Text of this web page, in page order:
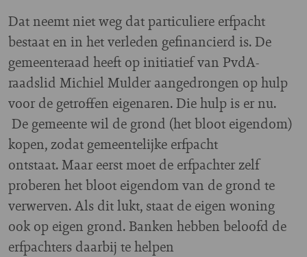
Dat neemt niet weg dat particuliere erfpacht
bestaat en in het verleden gefinancierd is. De
gemeenteraad heeft op initiatief van PvdA-
raadslid Michiel Mulder aangedrongen op hulp
voor de getroffen eigenaren. Die hulp is er nu.
De gemeente wil de grond (het bloot eigendom)
kopen, zodat gemeentelijke erfpacht
ontstaat. Maar eerst moet de erfpachter zelf
proberen het bloot eigendom van de grond te
verwerven. Als dit lukt, staat de eigen woning
ook op eigen grond. Banken hebben beloofd de
erfpachters daarbij te helpen